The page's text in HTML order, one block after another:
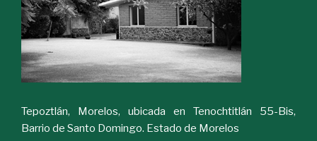
Tepoztlán, Morelos, ubicada en Tenochtitlán 55-Bis,
Barrio de Santo Domingo. Estado de Morelos